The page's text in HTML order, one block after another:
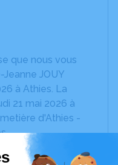
que nous vous
JOUY
à Athies. La
21 mai 2026 à
d'Athies -
espace pour